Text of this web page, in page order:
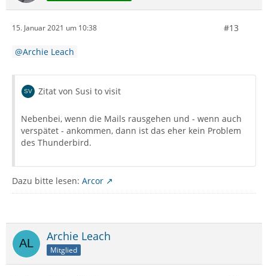
15. Januar 2021 um 10:38 #13
Archie Leach
Zitat von Susi to visit
Nebenbei, wenn die Mails rausgehen und - wenn auch
verspätet - ankommen, dann ist das eher kein Problem
des Thunderbird.
Dazu bitte lesen: Arcor
Archie Leach
Mitglied